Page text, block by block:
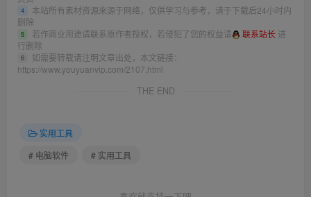
4
本站所有素材资源来源于网络，仅供学习与参考，请于下载后24小时内
删除
5 若作商业用途请联系原作者授权，若侵犯了您的权益请 联系站长 进
行删除
6
如需要转载请注明文章出处，本文链接：
https://www.youyuanvip.com/2107.html
THE END
实用工具
# 电脑软件
# 实用工具